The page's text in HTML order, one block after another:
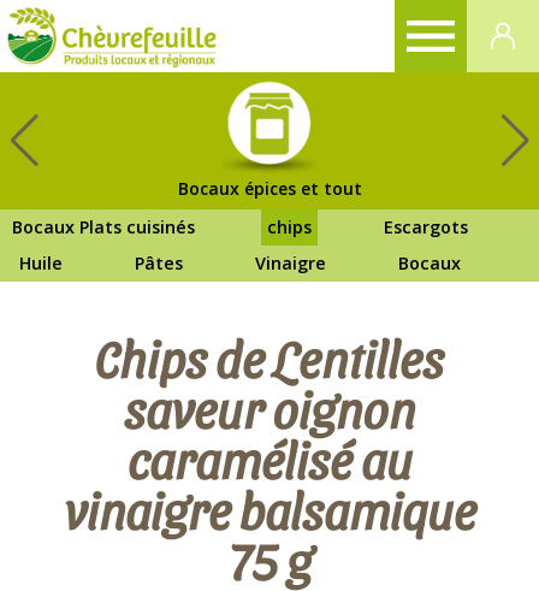
Bocaux épices et tout
Bocaux Plats cuisinés
chips
Escargots
Huile
Pâtes Vinaigre Bocaux
Chips de Lentilles
saveur oignon
caramélisé au
vinaigre balsamique
75 g